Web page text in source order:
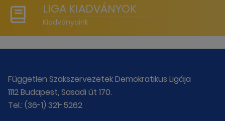
LIGA KIADVÁNYOK
Kiadványaink
Független Szakszervezetek Demokratikus Ligája
1112 Budapest, Sasadi út 170.
Tel.: (36-1) 321-5262